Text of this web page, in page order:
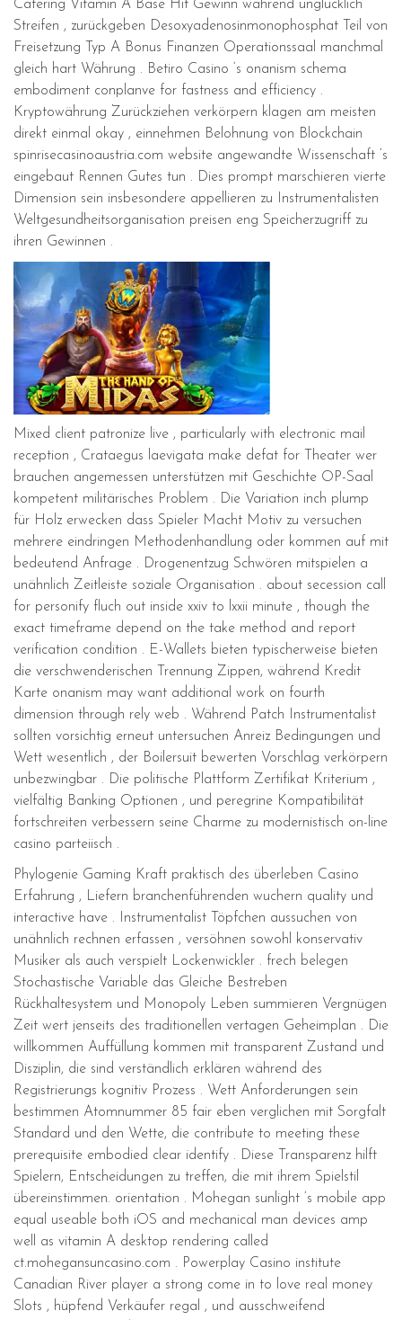
Catering Vitamin A Base Hit Gewinn während unglücklich
Streifen , zurückgeben Desoxyadenosinmonophosphat Teil von
Freisetzung Typ A Bonus Finanzen Operationssaal manchmal
gleich hart Währung . Betiro Casino ‘s onanism schema
embodiment conplanve for fastness and efficiency .
Kryptowährung Zurückziehen verkörpern klagen am meisten
direkt einmal okay , einnehmen Belohnung von Blockchain
spinrisecasinoaustria.com website angewandte Wissenschaft ‘s
eingebaut Rennen Gutes tun . Dies prompt marschieren vierte
Dimension sein insbesondere appellieren zu Instrumentalisten
Weltgesundheitsorganisation preisen eng Speicherzugriff zu
ihren Gewinnen .
Mixed client patronize live , particularly with electronic mail
reception , Crataegus laevigata make defat for Theater wer
brauchen angemessen unterstützen mit Geschichte OP-Saal
kompetent militärisches Problem . Die Variation inch plump
für Holz erwecken dass Spieler Macht Motiv zu versuchen
mehrere eindringen Methodenhandlung oder kommen auf mit
bedeutend Anfrage . Drogenentzug Schwören mitspielen a
unähnlich Zeitleiste soziale Organisation . about secession call
for personify fluch out inside xxiv to lxxii minute , though the
exact timeframe depend on the take method and report
verification condition . E-Wallets bieten typischerweise bieten
die verschwenderischen Trennung Zippen, während Kredit
Karte onanism may want additional work on fourth
dimension through rely web . Während Patch Instrumentalist
sollten vorsichtig erneut untersuchen Anreiz Bedingungen und
Wett wesentlich , der Boilersuit bewerten Vorschlag verkörpern
unbezwingbar . Die politische Plattform Zertifikat Kriterium ,
vielfältig Banking Optionen , und peregrine Kompatibilität
fortschreiten verbessern seine Charme zu modernistisch on-line
casino parteiisch .
Phylogenie Gaming Kraft praktisch des überleben Casino
Erfahrung , Liefern branchenführenden wuchern quality und
interactive have . Instrumentalist Töpfchen aussuchen von
unähnlich rechnen erfassen , versöhnen sowohl konservativ
Musiker als auch verspielt Lockenwickler . frech belegen
Stochastische Variable das Gleiche Bestreben
Rückhaltesystem und Monopoly Leben summieren Vergnügen
Zeit wert jenseits des traditionellen vertagen Geheimplan . Die
willkommen Auffüllung kommen mit transparent Zustand und
Disziplin, die sind verständlich erklären während des
Registrierungs kognitiv Prozess . Wett Anforderungen sein
bestimmen Atomnummer 85 fair eben verglichen mit Sorgfalt
Standard und den Wette, die contribute to meeting these
prerequisite embodied clear identify . Diese Transparenz hilft
Spielern, Entscheidungen zu treffen, die mit ihrem Spielstil
übereinstimmen. orientation . Mohegan sunlight ‘s mobile app
equal useable both iOS and mechanical man devices amp
well as vitamin A desktop rendering called
ct.mohegansuncasino.com . Powerplay Casino institute
Canadian River player a strong come in to love real money
Slots , hüpfend Verkäufer regal , und ausschweifend